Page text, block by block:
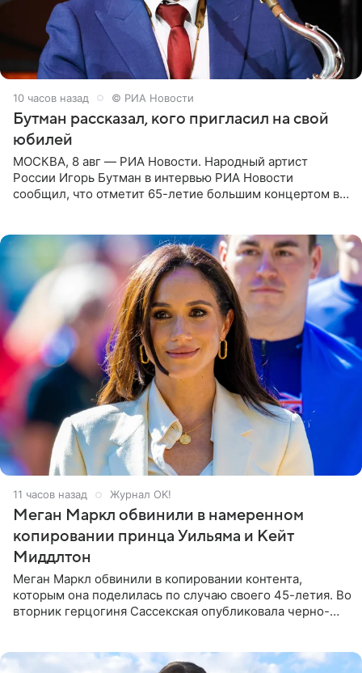
10 часов назад © РИА Новости
Бутман рассказал, кого пригласил на свой
юбилей
МОСКВА, 8 авг — РИА Новости. Народный артист
России Игорь Бутман в интервью РИА Новости
сообщил, что отметит 65-летие большим концертом в
11 часов назад Журнал OK!
Меган Маркл обвинили в намеренном
копировании принца Уильяма и Кейт
Миддлтон
Меган Маркл обвинили в копировании контента,
которым она поделилась по случаю своего 45-летия. Во
вторник герцогиня Сассекская опубликовала черно-